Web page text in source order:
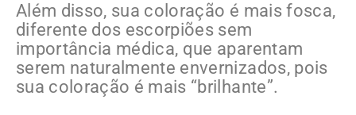
Além disso, sua coloração é mais fosca,
diferente dos escorpiões sem
importância médica, que aparentam
serem naturalmente envernizados, pois
sua coloração é mais “brilhante”.